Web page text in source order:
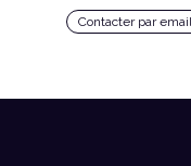
Contacter par email